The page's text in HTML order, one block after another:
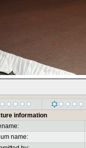
information
name: